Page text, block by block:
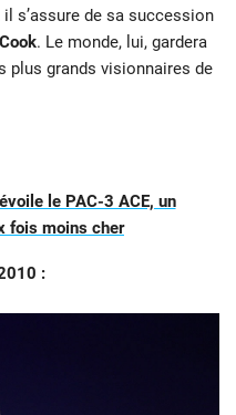
il s’assure de sa succession
. Le monde, lui, gardera
plus grands visionnaires de
le PAC-3 ACE, un
fois moins cher
: